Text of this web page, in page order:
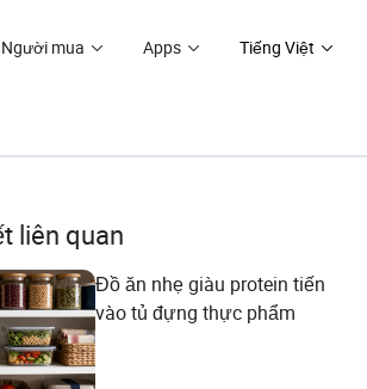
Người mua Apps Tiếng Việt
liên quan
Đồ ăn nhẹ giàu protein tiến
vào tủ đựng thực phẩm